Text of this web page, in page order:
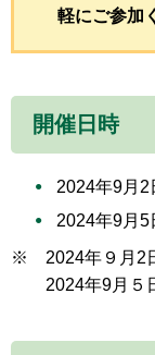
軽にご参加
開催日時
2024年9月2
2024年9月5
※ 2024年９月2
2024年9月５日